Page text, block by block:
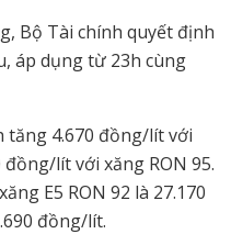
Bộ Tài chính quyết định
áp dụng từ 23h cùng
tăng 4.670 đồng/lít với
đồng/lít với xăng RON 95.
E5 RON 92 là 27.170
đồng/lít.